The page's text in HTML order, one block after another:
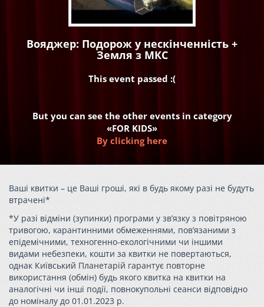
Вояджер: Подорож у нескінченність +
Земля з МКС
This event passed :(
But you can see the other events in category
«FOR KIDS»
By clicking here
Ваші квитки – це Ваші гроші, які в будь якому разі не будуть
втрачені*
*У разі відміни (зупинки) програми у зв’язку з повітряною
тривогою, карантинними обмеженнями, пов’язаними з
епідемічними, техногенно-екологічними чи іншими
видами небезпеки, кошти за квитки не повертаються,
однак Київський Планетарій гарантує повторне
використання (обмін) будь якого квитка на квитки на
аналогічні чи інші події, повнокупольні сеанси відповідно
до номіналу до 01.01.2023 р.